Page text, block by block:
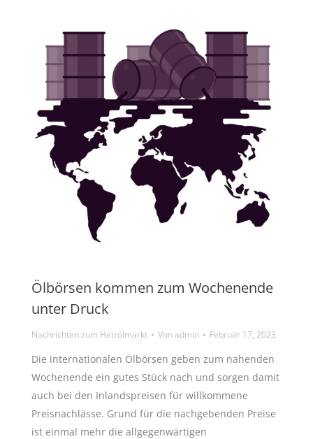
Ölbörsen kommen zum Wochenende
unter Druck
Nachrichten zum Heizölmarkt Vonadmin Februar 17, 2023
Die internationalen Ölbörsen geben zum nahenden
Wochenende ein gutes Stück nach und sorgen damit
auch bei den Inlandspreisen für willkommene
Preisnachlässe. Grund für die nachgebenden Preise
ist einmal mehr die allgegenwärtigen